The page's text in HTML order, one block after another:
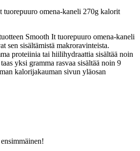
tuorepuuro omena-kaneli 270g kalorit
Smooth It tuorepuuro omena-kaneli
sen sisältämistä makroravinteista.
proteiinia tai hiilihydraattia sisältää noin
yksi gramma rasvaa sisältää noin 9
kalorijakauman sivun yläosan